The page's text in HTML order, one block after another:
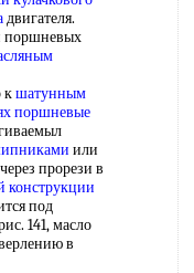
двигателя.
поршневых
кшатунным
поршневые
или
прорези в
конструкции
под
141, масло
в